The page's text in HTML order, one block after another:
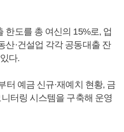
한도를 총 여신의 15%로, 업
산·건설업 각각 공동대출 잔
다.
터 예금 신규·재예치 현황, 금
터링 시스템을 구축해 운영